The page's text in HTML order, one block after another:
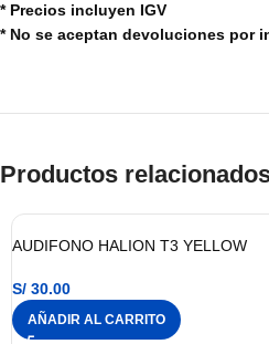
* Precios incluyen IGV
* No se aceptan devoluciones por
Productos
AUDIFONO HALION T3 YELLOW
S/ 30.00
AÑADIR AL CARRITO